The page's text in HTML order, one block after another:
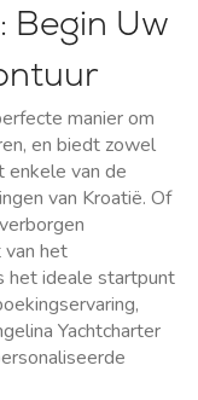
Begin Uw
manier om
en biedt zowel
enkele van de
van Kroatië. Of
het
het ideale startpunt
Yachtcharter